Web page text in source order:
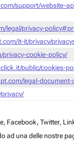
support/website-
legal/privacy-
it-it/privacy/
privacy-cookie-policy/
public/cookies-
legal-
Facebook, Twitter,
una delle nostre